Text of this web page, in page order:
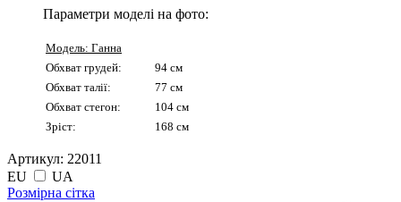
Параметри моделі на фото:
Модель: Ганна
Обхват грудей:
94 см
Обхват талії:
77 см
Обхват стегон:
104 см
Зріст:
168 см
Артикул: 22011
EU
UA
Pозмірна сітка